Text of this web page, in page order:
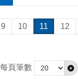
9 10 11 12
每頁筆數